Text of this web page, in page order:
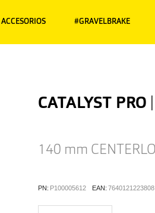
ACCESORIOS #GRAVELBRAKE
CATALYST PRO
140 mm
PN: P100005612 EAN: 7640121223808